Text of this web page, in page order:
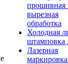
прошивная
вырезная
обработка
Холодная
штамповка
Лазерная